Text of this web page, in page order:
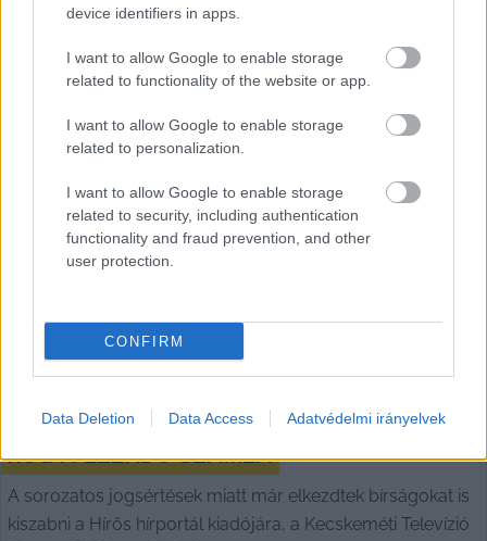
device identifiers in apps.
I want to allow Google to enable storage
related to functionality of the website or app.
I want to allow Google to enable storage
related to personalization.
I want to allow Google to enable storage
related to security, including authentication
functionality and fraud prevention, and other
user protection.
CONFIRM
Data Deletion Data Access Adatvédelmi irányelvek
újra megsérti a választási
Barna Imre Yossarian
Bírságolni kezdték a Híröst, két
büntetésből már majdnem 800
rúg a leendő számla
A sorozatos jogsértések miatt már elkezdtek bírságokat is
kiszabni a Hírös hírportál kiadójára, a Kecskeméti Televízió